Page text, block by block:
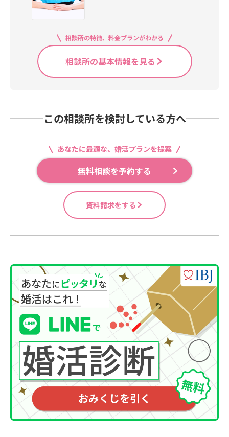
相談所の特徴、料金プランがわかる
相談所の基本情報を見る
この相談所を検討している方へ
あなたに最適な、婚活プランを提案
無料相談を予約する
資料請求をする